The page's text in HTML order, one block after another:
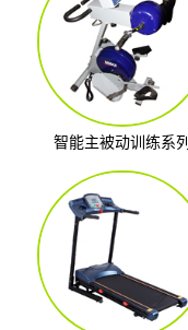
智能主被动训练系列